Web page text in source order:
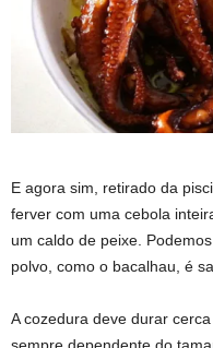
E agora sim, retirado da
ferver com uma cebola
um caldo de peixe.
polvo, como o bacalhau, é
A cozedura deve durar